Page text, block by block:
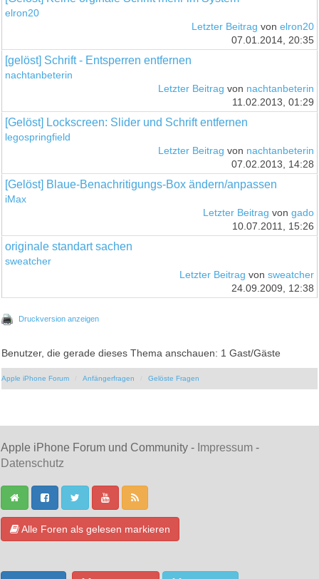
elron20
Letzter Beitrag von elron20
07.01.2014, 20:35
[gelöst] Schrift - Entsperren entfernen
nachtanbeterin
Letzter Beitrag von nachtanbeterin
11.02.2013, 01:29
[Gelöst] Lockscreen: Slider und Schrift entfernen
legospringfield
Letzter Beitrag von nachtanbeterin
07.02.2013, 14:28
[Gelöst] Blaue-Benachritigungs-Box ändern/anpassen
iMax
Letzter Beitrag von gado
10.07.2011, 15:26
originale standart sachen
sweatcher
Letzter Beitrag von sweatcher
24.09.2009, 12:38
Druckversion anzeigen
Benutzer, die gerade dieses Thema anschauen: 1 Gast/Gäste
Apple iPhone Forum Anfängerfragen Gelöste Fragen
Apple iPhone Forum und Community - Impressum -
Datenschutz
Alle Foren als gelesen markieren